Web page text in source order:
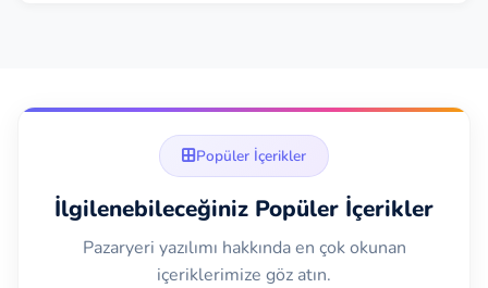
Popüler İçerikler
İlgilenebileceğiniz Popüler İçerikler
Pazaryeri yazılımı hakkında en çok okunan
içeriklerimize göz atın.